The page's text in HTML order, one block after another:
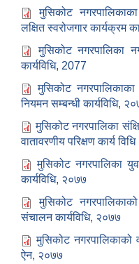
मुसिकोट
लक्षित स्वरोजगार कार्यक्रम
मुसिकोट नगरपालिका
कार्यविधि, 2077
मुसिकोट
नियमन सम्बन्धी कार्यविधि,
मुसिकोट नगरपालिका
वातावरणीय परिक्षण कार्य
मुसिकोट नगरपालिका
कार्यविधि, २०७७
मुसिकोट
संचालन कार्यविधि, २०७७
मुसिकोट नगरपालिकाको
ऐन, २०७७